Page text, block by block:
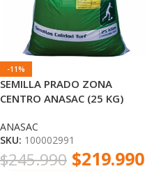
-11%
SEMILLA PRADO ZONA
CENTRO ANASAC (25 KG)
ANASAC
SKU: 100002991
$245.990 $219.990